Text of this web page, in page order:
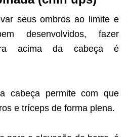
seus ombros ao limite e
desenvolvidos, fazer
acima da cabeça é
cabeça permite com que
e tríceps de forma plena.